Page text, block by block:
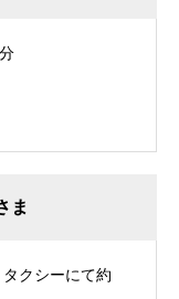
ま
クシーにて約